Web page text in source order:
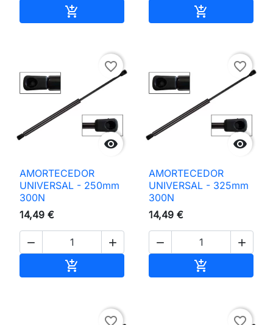
 

favorite_border
AMORTECEDOR
UNIVERSAL - 250mm
300N
14,49 €
 


favorite_border
AMORTECEDOR
UNIVERSAL - 325mm
300N
14,49 €
 

favorite_border favorite_border